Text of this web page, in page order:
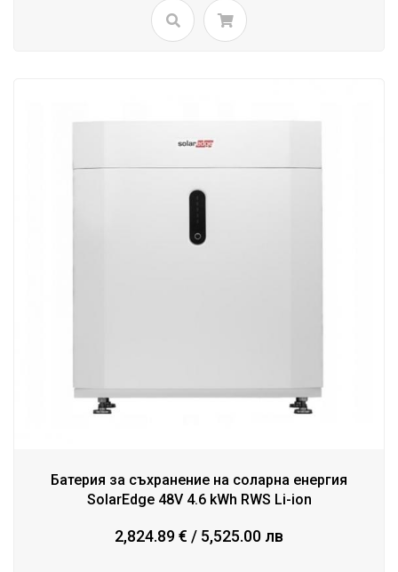
Батерия за съхранение на соларна енергия
SolarEdge 48V 4.6 kWh RWS Li-ion
2,824.89 € / 5,525.00 лв